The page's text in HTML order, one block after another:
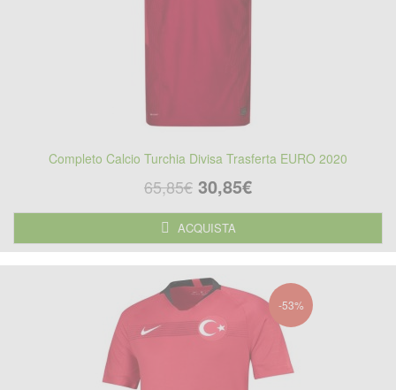
Completo Calcio Turchia Divisa Trasferta EURO 2020
65,85€ 30,85€
ACQUISTA
-53%